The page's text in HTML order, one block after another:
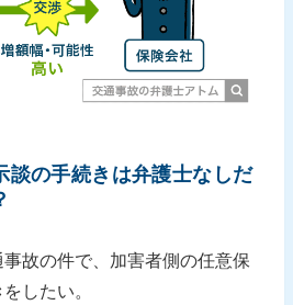
談の手続きは弁護士なしだ
故の件で、加害者側の任意保
をしたい。